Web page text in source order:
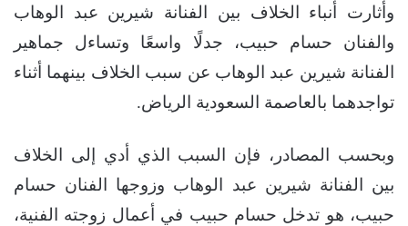
وأثارت أنباء الخلاف بين الفنانة شيرين عبد الوهاب
والفنان حسام حبيب، جدلًا واسعًا وتساءل جماهير
الفنانة شيرين عبد الوهاب عن سبب الخلاف بينهما أثناء
تواجدهما بالعاصمة السعودية الرياض.
وبحسب المصادر، فإن السبب الذي أدي إلى الخلاف
بين الفنانة شيرين عبد الوهاب وزوجها الفنان حسام
حبيب، هو تدخل حسام حبيب في أعمال زوجته الفنية،